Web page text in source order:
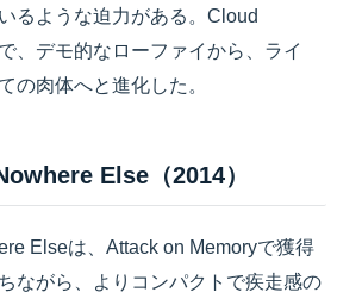
るような迫力がある。Cloud
、デモ的なローファイから、ライ
の肉体へと進化した。
Else（2014）
Elseは、Attack on Memoryで獲得
ながら、よりコンパクトで疾走感の